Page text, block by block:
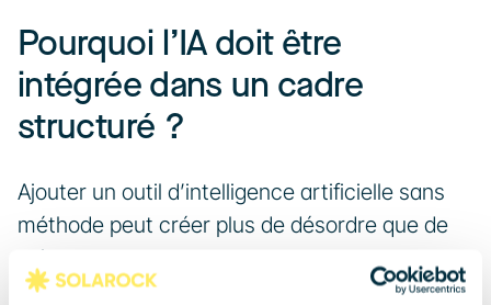
Pourquoi l’IA doit être
intégrée dans un cadre
structuré ?
Ajouter un outil d’intelligence artificielle sans
méthode peut créer plus de désordre que de
valeur.